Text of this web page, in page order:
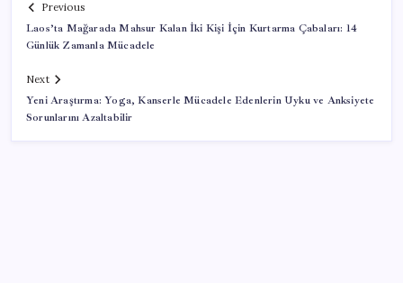
Previous
Laos’ta Mağarada Mahsur Kalan İki Kişi İçin Kurtarma Çabaları: 14
Günlük Zamanla Mücadele
Next
Yeni Araştırma: Yoga, Kanserle Mücadele Edenlerin Uyku ve Anksiyete
Sorunlarını Azaltabilir